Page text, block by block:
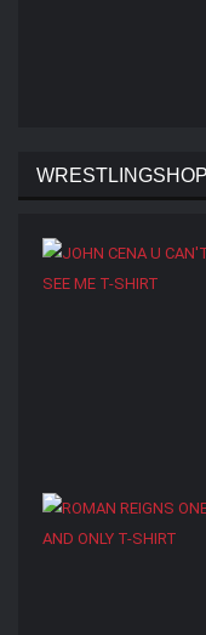
WRESTLINGSHOP